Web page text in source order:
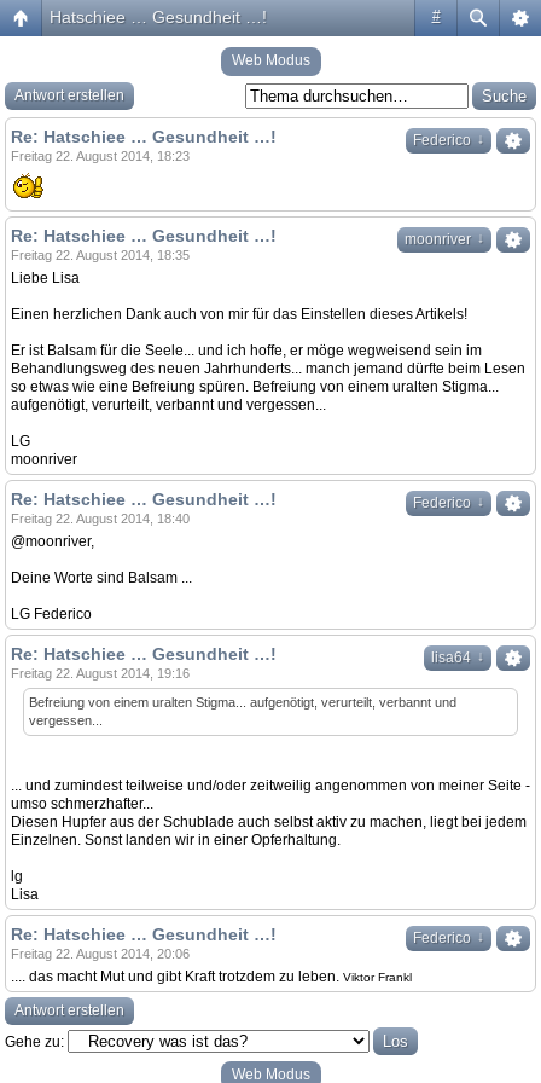
#
Hatschiee … Gesundheit …!
Web Modus
Antwort erstellen
Federico ↓
Re: Hatschiee … Gesundheit …!
Freitag 22. August 2014, 18:23
moonriver ↓
Re: Hatschiee … Gesundheit …!
Freitag 22. August 2014, 18:35
Liebe Lisa
Einen herzlichen Dank auch von mir für das Einstellen dieses Artikels!
Er ist Balsam für die Seele... und ich hoffe, er möge wegweisend sein im
Behandlungsweg des neuen Jahrhunderts... manch jemand dürfte beim Lesen
so etwas wie eine Befreiung spüren. Befreiung von einem uralten Stigma...
aufgenötigt, verurteilt, verbannt und vergessen...
LG
moonriver
Federico ↓
Re: Hatschiee … Gesundheit …!
Freitag 22. August 2014, 18:40
@moonriver,
Deine Worte sind Balsam ...
LG Federico
lisa64 ↓
Re: Hatschiee … Gesundheit …!
Freitag 22. August 2014, 19:16
Befreiung von einem uralten Stigma... aufgenötigt, verurteilt, verbannt und
vergessen...
... und zumindest teilweise und/oder zeitweilig angenommen von meiner Seite -
umso schmerzhafter...
Diesen Hupfer aus der Schublade auch selbst aktiv zu machen, liegt bei jedem
Einzelnen. Sonst landen wir in einer Opferhaltung.
lg
Lisa
Federico ↓
Re: Hatschiee … Gesundheit …!
Freitag 22. August 2014, 20:06
.... das macht Mut und gibt Kraft trotzdem zu leben. Viktor Frankl
Antwort erstellen
Gehe zu:
Web Modus